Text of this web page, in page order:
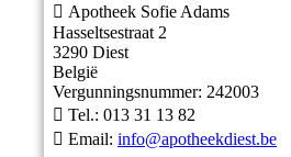
 Apotheek Sofie Adams
Hasseltsestraat 2
3290 Diest
België
Vergunningsnummer: 242003
 Tel.: 013 31 13 82
 Email: info@apotheekdiest.be